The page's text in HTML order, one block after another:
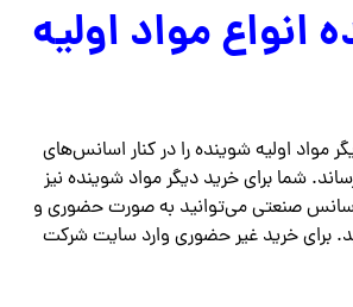
انواع مواد اولیه
اولیه شوینده را در کنار اسانس‌های
شما برای خرید دیگر مواد شوینده نیز
صنعتی می‌توانید به صورت حضوری و
برای خرید غیر حضوری وارد سایت شرکت